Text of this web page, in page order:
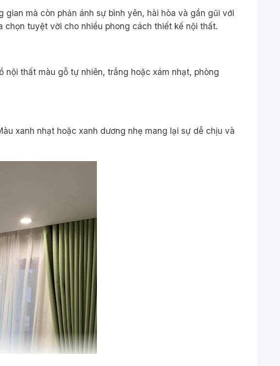
mà còn phản ánh sự bình yên, hài hòa và gần gũi với
tuyệt vời cho nhiều phong cách thiết kế nội thất.
nội thất màu gỗ tự nhiên, trắng hoặc xám nhạt, phòng
xanh nhạt hoặc xanh dương nhẹ mang lại sự dễ chịu và